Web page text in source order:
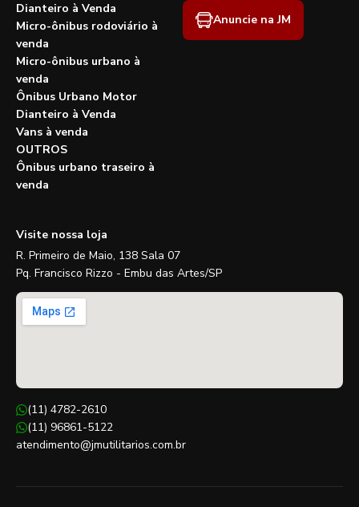
Dianteiro à Venda
Micro-ônibus rodoviário à
venda
Micro-ônibus urbano à
venda
Ônibus Urbano Motor
Dianteiro à Venda
Vans à venda
OUTROS
Ônibus urbano traseiro à
venda
Anuncie na JM
Visite nossa loja
R. Primeiro de Maio, 138 Sala 07
Pq. Francisco Rizzo - Embu das Artes/SP
(11) 4782-2610
(11) 96861-5122
atendimento@jmutilitarios.com.br